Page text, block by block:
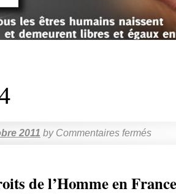
2011 by Commentaires fermés
de l’Homme en